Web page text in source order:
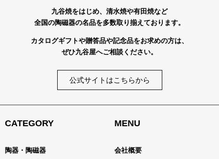
九谷焼をはじめ、清水焼や有田焼など
全国の陶磁器の名品を多数取り揃えております。
カタログギフトや贈答品や記念品をお求めの方は、
ぜひ九谷屋へご相談ください。
公式サイトはこちらから
CATEGORY
陶器・陶磁器
MENU
会社概要